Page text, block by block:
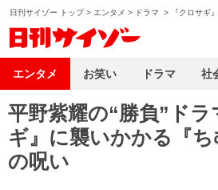
日刊サイゾー トップ> エンタメ > ドラマ > 『クロサギ
平野紫耀の“勝負”ド
ギ』に襲いかかる『ち
の呪い
エンタメ お笑い ドラマ 社